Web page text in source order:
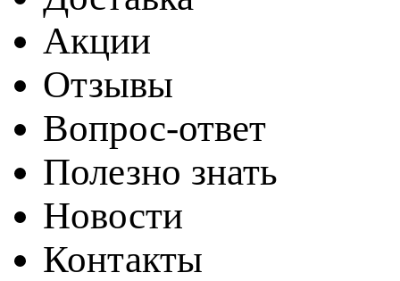
Акции
Отзывы
Вопрос-ответ
Полезно знать
Новости
Контакты